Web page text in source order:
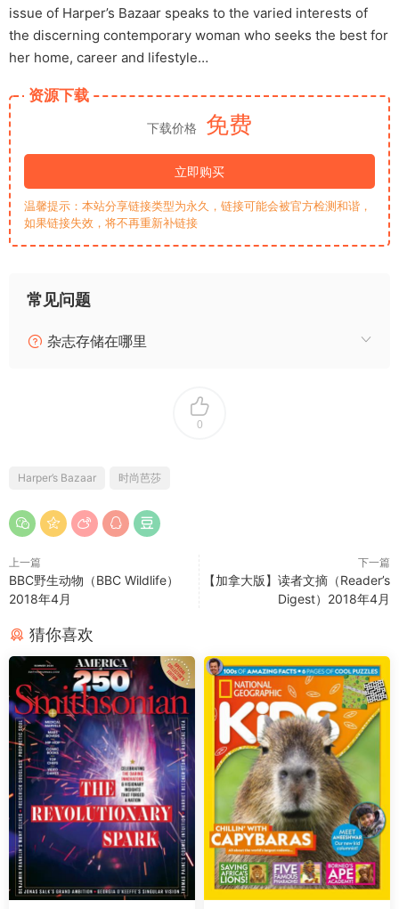
issue of Harper’s Bazaar speaks to the varied interests of
the discerning contemporary woman who seeks the best for
her home, career and lifestyle…
资源下载
下载价格 免费
立即购买
温馨提示：本站分享链接类型为永久，链接可能会被官方检测和谐，
如果链接失效，将不再重新补链接
常见问题
杂志存储在哪里
0
Harper’s Bazaar 时尚芭莎
上一篇
BBC野生动物（BBC Wildlife）
2018年4月
下一篇
【加拿大版】读者文摘（Reader’s
Digest）2018年4月
猜你喜欢